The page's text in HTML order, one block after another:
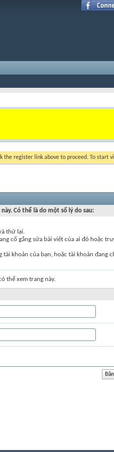
the register link above to proceed. To
Có thể là do một số lý do sau:
thử lại.
cố gắng sửa bài viết của ai đó hoặc
tài khoản của bạn, hoặc tài khoản đang
thể xem trang này.